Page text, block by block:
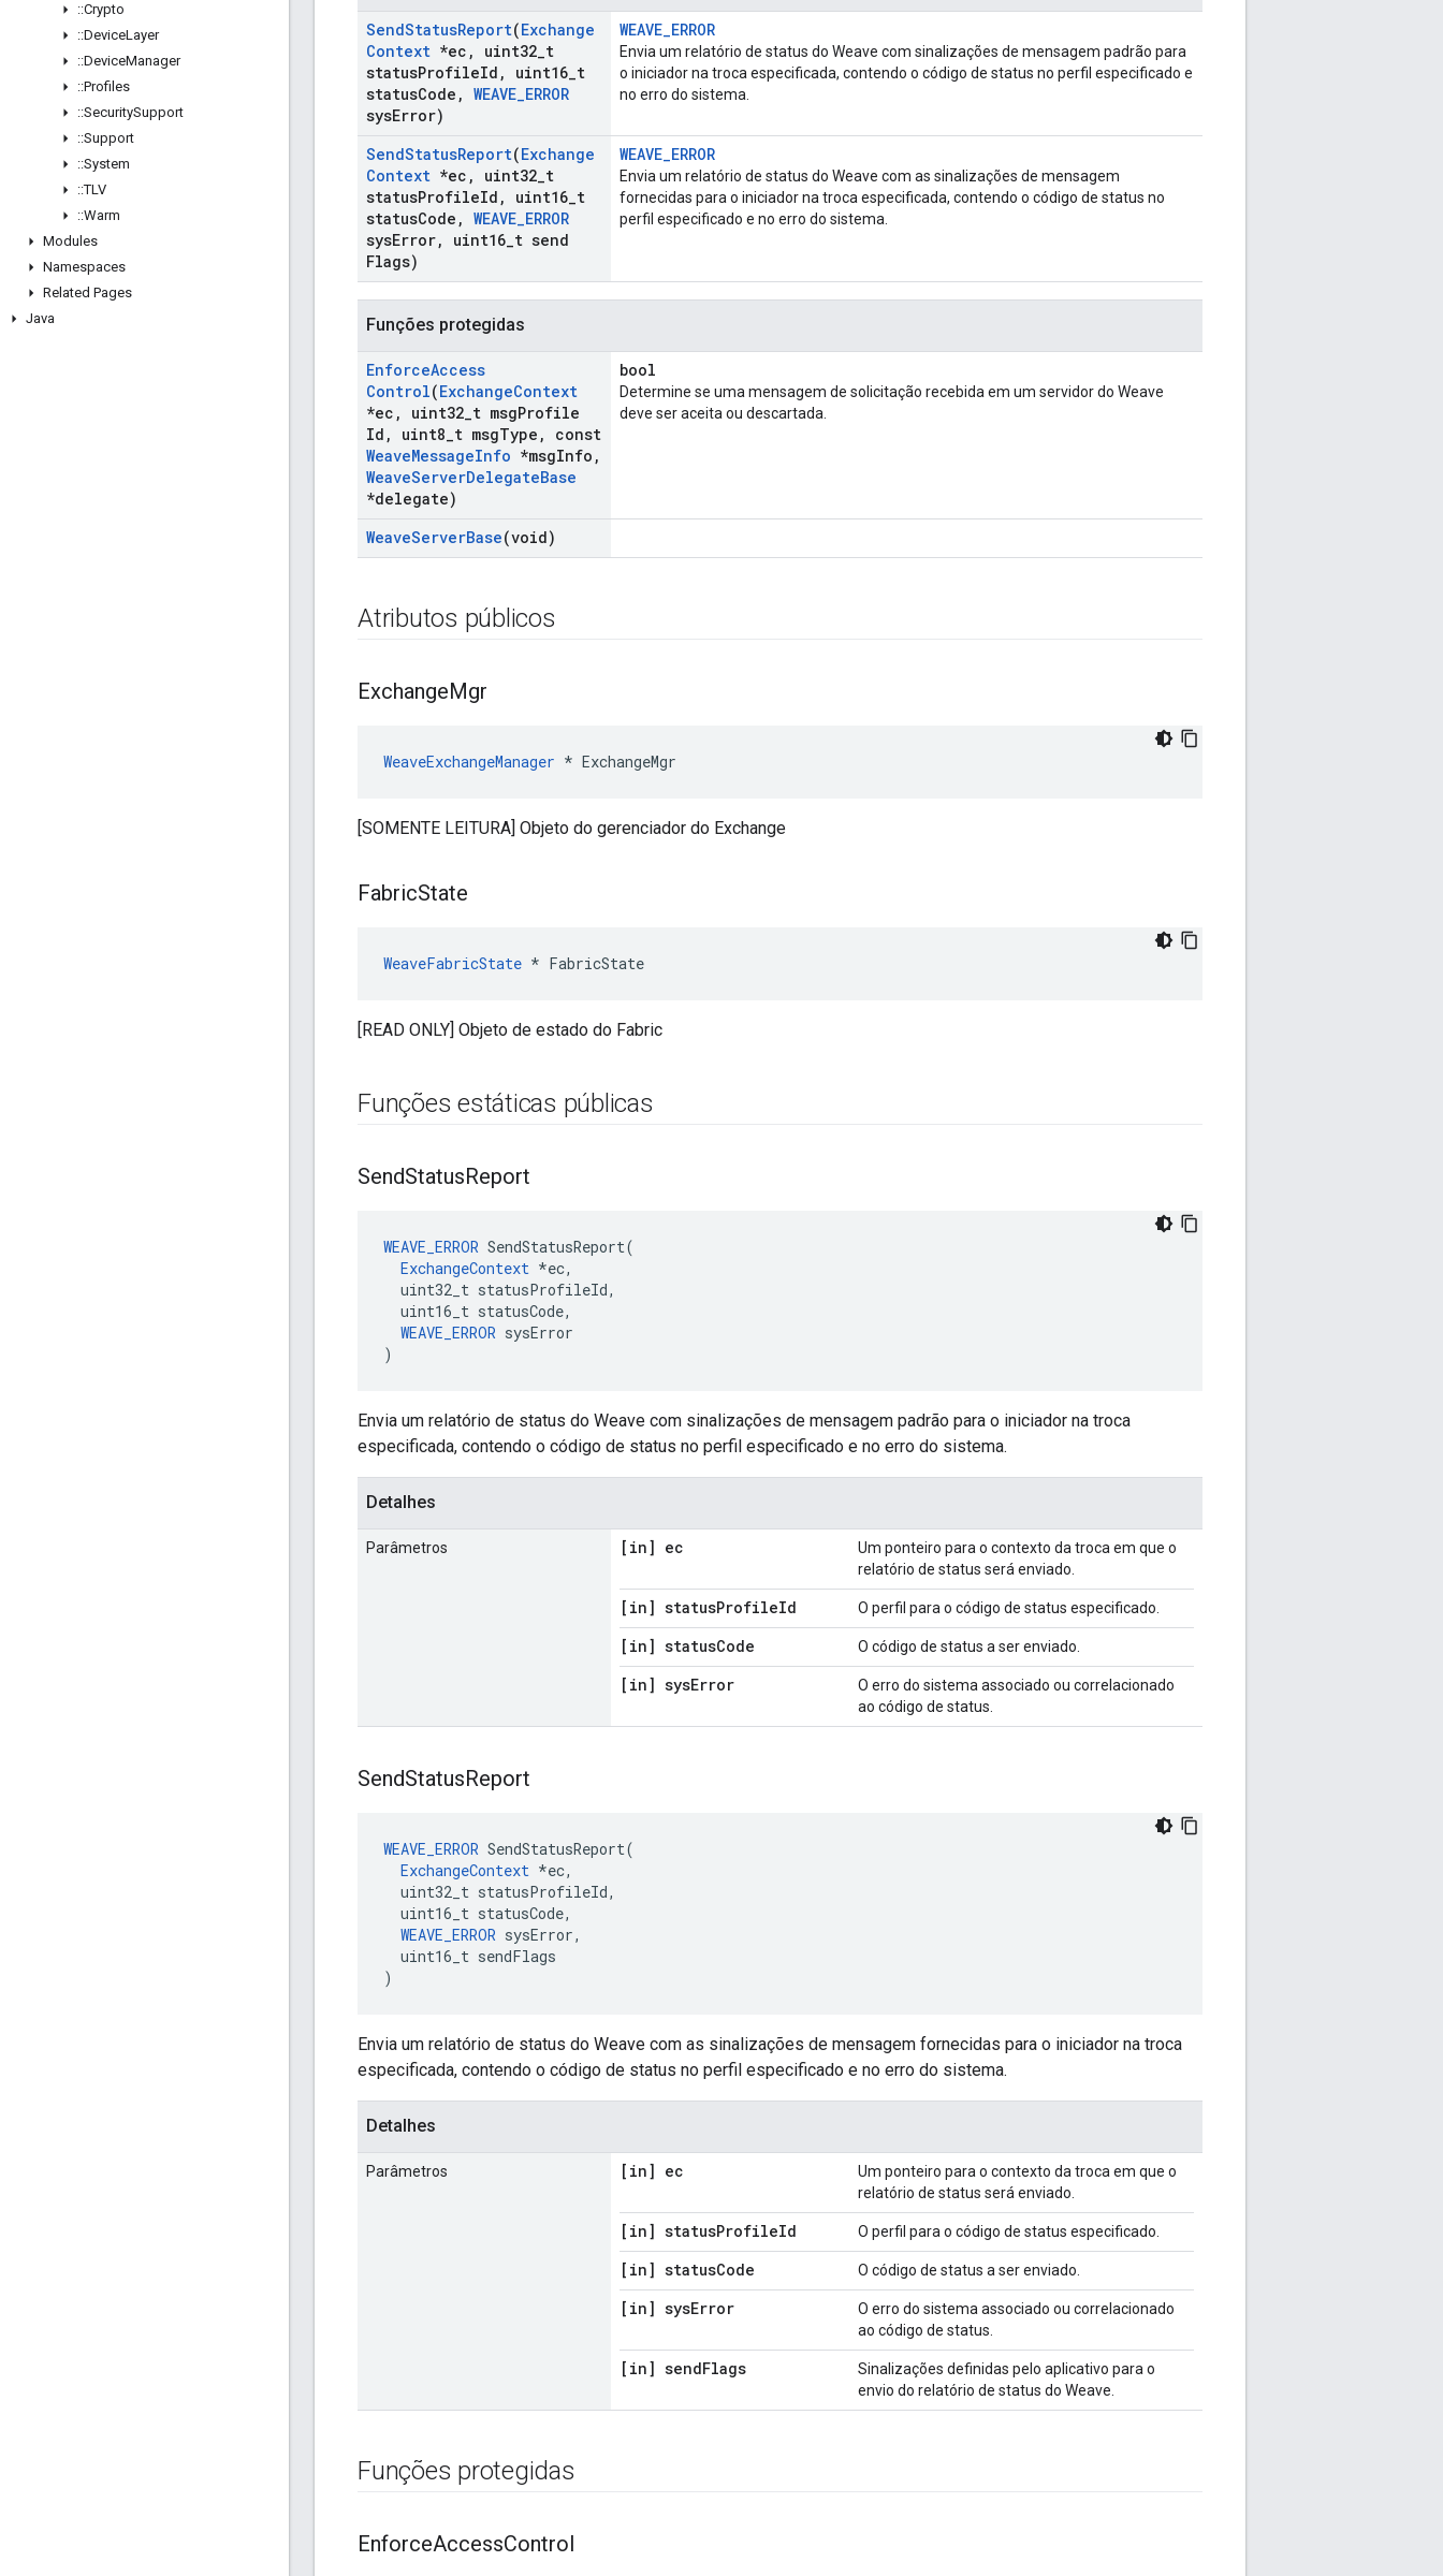
::Crypto
::DeviceLayer
::DeviceManager
::Profiles
::SecuritySupport
::Support
::System
::TLV
::Warm
Modules
Namespaces
Related Pages
Java
SendStatusReport(Exchange
Context *ec , uint32 t
statusProfileId , uint16 t
statusCode , WEAVE_ERROR
sysError)
WEAVE_ERROR
Envia um relatório de status do Weave com sinalizações de mensagem padrão para
o iniciador na troca especificada, contendo o código de status no perfil especificado e
no erro do sistema.
SendStatusReport(Exchange
Context *ec , uint32 t
statusProfileId , uint16 t
statusCode , WEAVE_ERROR
sysError, uint16 t send
Flags)
WEAVE_ERROR
Envia um relatório de status do Weave com as sinalizações de mensagem
fornecidas para o iniciador na troca especificada, contendo o código de status no
perfil especificado e no erro do sistema.
Funções protegidas
EnforceAccess
Control(ExchangeContext
*ec , uint32 t msgProfile
Id , uint8 t msgType ,
const
WeaveMessageInfo *msgInfo ,
WeaveServerDelegateBase
*delegate)
bool
Determine se uma mensagem de solicitação recebida em um servidor do Weave
deve ser aceita ou descartada.
WeaveServerBase(void)
Atributos públicos
ExchangeMgr
WeaveExchangeManager * ExchangeMgr
[SOMENTE LEITURA] Objeto do gerenciador do Exchange
FabricState
WeaveFabricState * FabricState
[READ ONLY] Objeto de estado do Fabric
Funções estáticas públicas
SendStatusReport
WEAVE_ERROR SendStatusReport(
ExchangeContext *ec,
  uint32_t statusProfileId,
  uint16_t statusCode,
WEAVE_ERROR sysError
)
Envia um relatório de status do Weave com sinalizações de mensagem padrão para o iniciador na troca
especificada, contendo o código de status no perfil especificado e no erro do sistema.
Detalhes
Parâmetros [in] ec
Um ponteiro para o contexto da troca em que o
relatório de status será enviado.
[in] statusProfileId O perfil para o código de status especificado.
[in] statusCode O código de status a ser enviado.
[in] sysError
O erro do sistema associado ou correlacionado
ao código de status.
SendStatusReport
WEAVE_ERROR SendStatusReport(
ExchangeContext *ec,
  uint32_t statusProfileId,
  uint16_t statusCode,
WEAVE_ERROR sysError,
  uint16_t sendFlags
)
Envia um relatório de status do Weave com as sinalizações de mensagem fornecidas para o iniciador na troca
especificada, contendo o código de status no perfil especificado e no erro do sistema.
Detalhes
Parâmetros [in] ec
Um ponteiro para o contexto da troca em que o
relatório de status será enviado.
[in] statusProfileId O perfil para o código de status especificado.
[in] statusCode O código de status a ser enviado.
[in] sysError
O erro do sistema associado ou correlacionado
ao código de status.
[in] sendFlags
Sinalizações definidas pelo aplicativo para o
envio do relatório de status do Weave.
Funções protegidas
EnforceAccessControl